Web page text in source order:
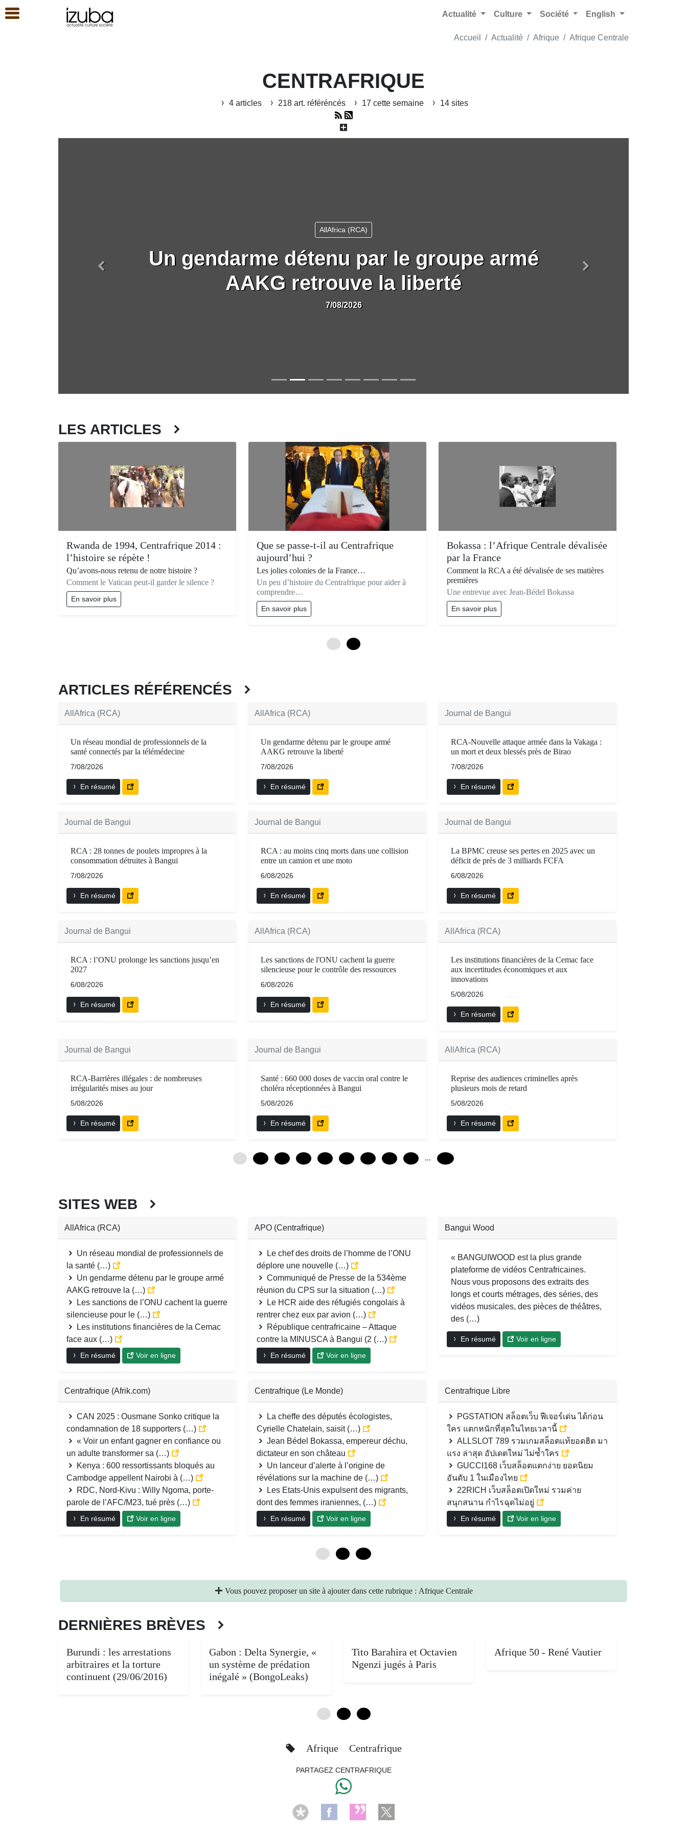
Actualité Culture Société English
Accueil Actualité Afrique Afrique Centrale
CENTRAFRIQUE
4 articles 218 art. référéncés 17 cette semaine 14 sites
AllAfrica (RCA)
Un gendarme détenu par le groupe armé
AAKG retrouve la liberté
7/08/2026
Précédent Suivant
LES ARTICLES
Rwanda de 1994, Centrafrique 2014 :
l’histoire se répète !
Qu’avons-nous retenu de notre histoire ?
Comment le Vatican peut-il garder le silence ?
En savoir plus
Que se passe-t-il au Centrafrique
aujourd’hui ?
Les jolies colonies de la France…
Un peu d’histoire du Centrafrique pour aider à
comprendre…
En savoir plus
Bokassa : l’Afrique Centrale dévalisée
par la France
Comment la RCA a été dévalisée de ses matières
premières
Une entrevue avec Jean-Bédel Bokassa
En savoir plus
ARTICLES RÉFÉRENCÉS
AllAfrica (RCA)
Un réseau mondial de professionnels de la
santé connectés par la télémédecine
7/08/2026
En résumé
AllAfrica (RCA)
Un gendarme détenu par le groupe armé
AAKG retrouve la liberté
7/08/2026
En résumé
Journal de Bangui
RCA-Nouvelle attaque armée dans la Vakaga :
un mort et deux blessés près de Birao
7/08/2026
En résumé
Journal de Bangui
RCA : 28 tonnes de poulets impropres à la
consommation détruites à Bangui
7/08/2026
En résumé
Journal de Bangui
RCA : au moins cinq morts dans une collision
entre un camion et une moto
6/08/2026
En résumé
Journal de Bangui
La BPMC creuse ses pertes en 2025 avec un
déficit de près de 3 milliards FCFA
6/08/2026
En résumé
Journal de Bangui
RCA : l’ONU prolonge les sanctions jusqu’en
2027
6/08/2026
En résumé
AllAfrica (RCA)
Les sanctions de l'ONU cachent la guerre
silencieuse pour le contrôle des ressources
6/08/2026
En résumé
AllAfrica (RCA)
Les institutions financières de la Cemac face
aux incertitudes économiques et aux
innovations
5/08/2026
En résumé
Journal de Bangui
RCA-Barrières illégales : de nombreuses
irrégularités mises au jour
5/08/2026
En résumé
Journal de Bangui
Santé : 660 000 doses de vaccin oral contre le
choléra réceptionnées à Bangui
5/08/2026
En résumé
AllAfrica (RCA)
Reprise des audiences criminelles après
plusieurs mois de retard
5/08/2026
En résumé
...
SITES WEB
AllAfrica (RCA)
Un réseau mondial de professionnels de
la santé (…)
Un gendarme détenu par le groupe armé
AAKG retrouve la (…)
Les sanctions de l’ONU cachent la guerre
silencieuse pour le (…)
Les institutions financières de la Cemac
face aux (…)
En résumé Voir en ligne
APO (Centrafrique)
Le chef des droits de l’homme de l’ONU
déplore une nouvelle (…)
Communiqué de Presse de la 534ème
réunion du CPS sur la situation (…)
Le HCR aide des réfugiés congolais à
rentrer chez eux par avion (…)
République centrafricaine – Attaque
contre la MINUSCA à Bangui (2 (…)
En résumé Voir en ligne
Bangui Wood
« BANGUIWOOD est la plus grande
plateforme de vidéos Centrafricaines.
Nous vous proposons des extraits des
longs et courts métrages, des séries, des
vidéos musicales, des pièces de théâtres,
des (…)
En résumé Voir en ligne
Centrafrique (Afrik.com)
CAN 2025 : Ousmane Sonko critique la
condamnation de 18 supporters (…)
« Voir un enfant gagner en confiance ou
un adulte transformer sa (…)
Kenya : 600 ressortissants bloqués au
Cambodge appellent Nairobi à (…)
RDC, Nord-Kivu : Willy Ngoma, porte-
parole de l’AFC/M23, tué près (…)
En résumé Voir en ligne
Centrafrique (Le Monde)
La cheffe des députés écologistes,
Cyrielle Chatelain, saisit (…)
Jean Bédel Bokassa, empereur déchu,
dictateur en son château
Un lanceur d’alerte à l’origine de
révélations sur la machine de (…)
Les Etats-Unis expulsent des migrants,
dont des femmes iraniennes, (…)
En résumé Voir en ligne
Centrafrique Libre
PGSTATION สล็อตเว็บ ฟีเจอร์เด่น ได้ก่อน
ใคร แตกหนักที่สุดในไทยเวลานี้
ALLSLOT 789 รวมเกมสล็อตแท้ยอดฮิต มา
แรง ล่าสุด อัปเดตใหม่ ไม่ซ้ำใคร
GUCCI168 เว็บสล็อตแตกง่าย ยอดนิยม
อันดับ 1 ในเมืองไทย
22RICH เว็บสล็อตเปิดใหม่ รวมค่าย
สนุกสนาน กำไรฉุดไม่อยู่
En résumé Voir en ligne
Vous pouvez proposer un site à ajouter dans cette rubrique : Afrique Centrale
DERNIÈRES BRÈVES
Burundi : les arrestations
arbitraires et la torture
continuent (29/06/2016)
Gabon : Delta Synergie, «
un système de prédation
inégalé » (BongoLeaks)
Tito Barahira et Octavien
Ngenzi jugés à Paris
Afrique 50 - René Vautier
Afrique Centrafrique
PARTAGEZ CENTRAFRIQUE